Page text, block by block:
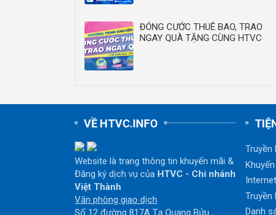
ĐÓNG CƯỚC THUÊ BAO, TRAO
NGAY QUÀ TẶNG CÙNG HTVC
VỀ HTVC.INFO
Website là trang thông tin khuyến mãi &
Đăng ký dịch vụ của HTVC - Chi nhánh
Việt Thành
Văn phòng giao dịch
Số 12 đường 817A Tạ Quang Bửu ,
Truyền
Internet
Truyền
Danh